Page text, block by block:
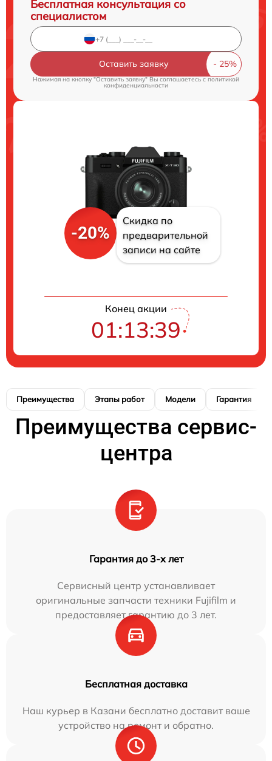
Бесплатная консультация со
специалистом
Оставить заявку
Нажимая на кнопку "Оставить заявку" Вы соглашаетесь c политикой
конфиденциальности
-20%
Скидка по
предварительной
записи на сайте
Конец акции
01:13:38
Преимущества Этапы работ Модели Гарантия
Преимущества сервис-
центра
Гарантия до 3-х лет
Сервисный центр устанавливает
оригинальные запчасти техники Fujifilm и
предоставляет гарантию до 3 лет.
Бесплатная доставка
Наш курьер в Казани бесплатно доставит ваше
устройство на ремонт и обратно.